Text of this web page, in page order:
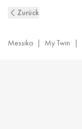
Moi
Zurück
Messika | My Twin |